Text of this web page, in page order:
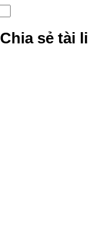
Chia sẻ tài